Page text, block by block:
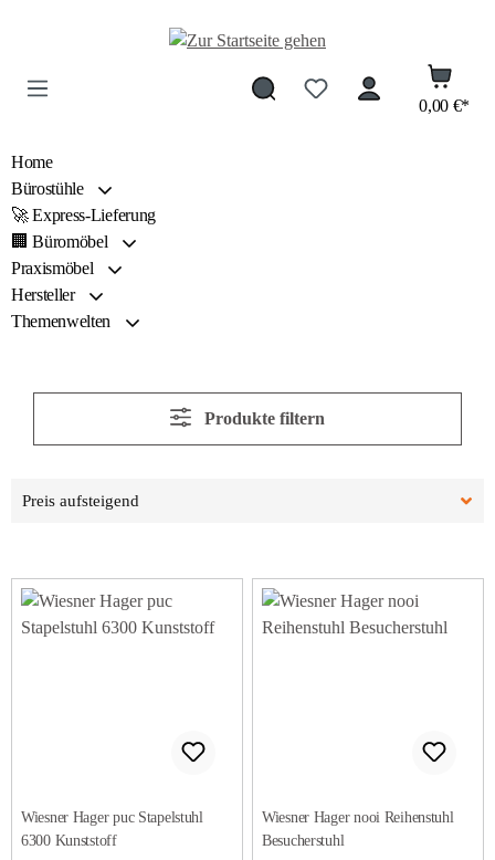
Zum Hauptinhalt springen
0,00 €*
Home
Bürostühle
🚀 Express-Lieferung
🏢 Büromöbel
Praxismöbel
Hersteller
Themenwelten
Produkte filtern
Wiesner Hager puc Stapelstuhl
6300 Kunststoff
Wiesner Hager nooi Reihenstuhl
Besucherstuhl